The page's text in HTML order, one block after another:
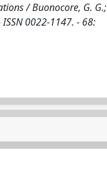
/ Buonocore, G. G.;
ISSN 0022-1147. - 68: